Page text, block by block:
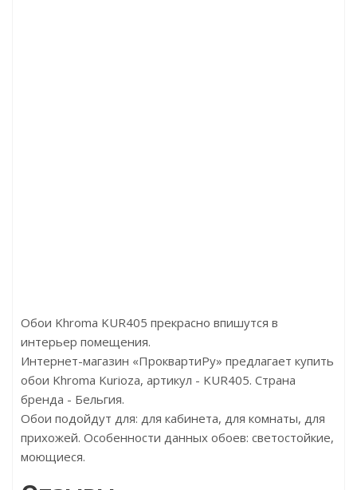
Обои Khroma KUR405 прекрасно впишутся в
интерьер помещения.
Интернет-магазин «ПроквартиРу» предлагает купить
обои Khroma Kurioza, артикул - KUR405. Страна
бренда - Бельгия.
Обои подойдут для: для кабинета, для комнаты, для
прихожей. Особенности данных обоев: светостойкие,
моющиеся.